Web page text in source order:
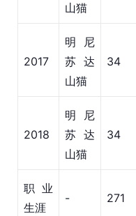
山猫
2017
明尼
苏达
山猫
34
2018
明尼
苏达
山猫
34
职业
生涯
- 271